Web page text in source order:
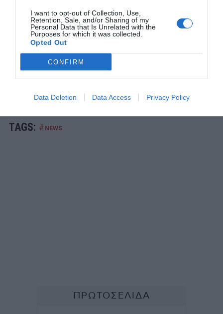
I want to opt-out of Collection, Use,
Retention, Sale, and/or Sharing of my
Personal Data that Is Unrelated with the
Purposes for which it was collected.
Opted Out
CONFIRM
Data Deletion Data Access Privacy Policy
ΜΠΑΛΑ
«Ήρωες ήταν ο Παπαφλέσσας και ο Κολοκοτρώνης»:
καλύτερη δήλωση που έκανε ποτέ Έλληνας
ποδοσφαιριστής
TAGS: # NEWS